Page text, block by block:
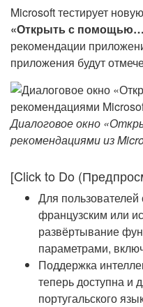
Microsoft тестирует
«Открыть с
рекомендации
приложения будут
Диалоговое окно
рекомендациями из
[Click to Do
Для
французским или
развёртывание
параметрами,
Поддержка
теперь доступна и
португальского